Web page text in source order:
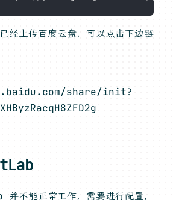
经上传百度云盘，可以点击下边链
share/init?
不能正常工作，需要进行配置，